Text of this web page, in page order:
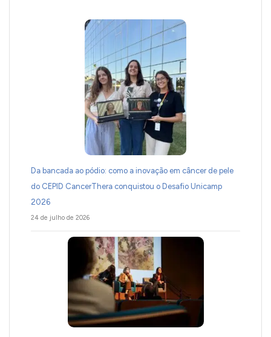
Da bancada ao pódio: como a inovação em câncer de pele
do CEPID CancerThera conquistou o Desafio Unicamp
2026
24 de julho de 2026